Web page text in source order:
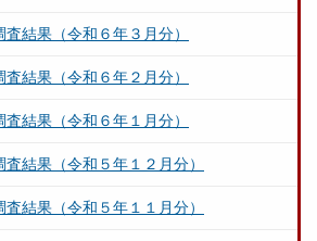
結果（令和６年３月分）
結果（令和６年２月分）
結果（令和６年１月分）
結果（令和５年１２月分）
結果（令和５年１１月分）